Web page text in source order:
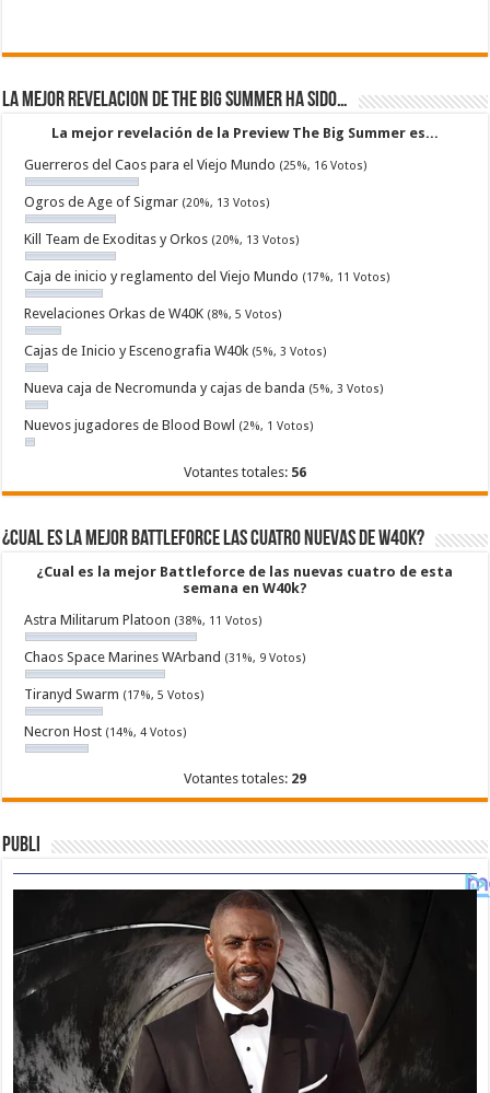
La mejor revelacion de The Big Summer ha sido…
La mejor revelación de la Preview The Big Summer es...
Guerreros del Caos para el Viejo Mundo (25%, 16 Votos)
Ogros de Age of Sigmar (20%, 13 Votos)
Kill Team de Exoditas y Orkos (20%, 13 Votos)
Caja de inicio y reglamento del Viejo Mundo (17%, 11 Votos)
Revelaciones Orkas de W40K (8%, 5 Votos)
Cajas de Inicio y Escenografia W40k (5%, 3 Votos)
Nueva caja de Necromunda y cajas de banda (5%, 3 Votos)
Nuevos jugadores de Blood Bowl (2%, 1 Votos)
Votantes totales: 56
¿Cual es la mejor Battleforce las cuatro nuevas de W40k?
¿Cual es la mejor Battleforce de las nuevas cuatro de esta
semana en W40k?
Astra Militarum Platoon (38%, 11 Votos)
Chaos Space Marines WArband (31%, 9 Votos)
Tiranyd Swarm (17%, 5 Votos)
Necron Host (14%, 4 Votos)
Votantes totales: 29
Publi